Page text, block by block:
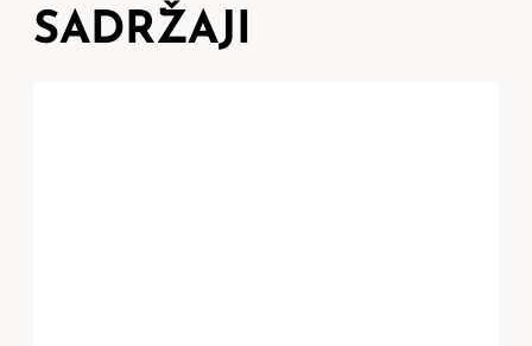
SADRŽAJI